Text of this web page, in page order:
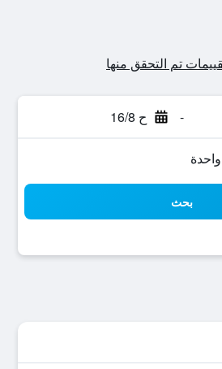
- ح 16/8
بحث